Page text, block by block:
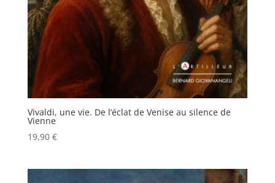
Vivaldi, une vie. De l’éclat de Venise au silence de
Vienne
19,90 €